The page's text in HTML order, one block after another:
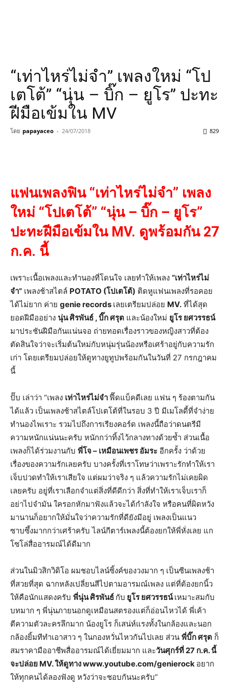
“เท่าไหร่ไม่จำ” เพลงใหม่ “โป
เตโต้” “นุ่น – บิ๊ก – ยูโร” ปะทะ
ฝีมือเข้มใน MV
โดย papayaceo - 24/07/2018 829
แฟนเพลงฟิน “เท่าไหร่ไม่จำ” เพลง
ใหม่ “โปเตโต้” “นุ่น – บิ๊ก – ยูโร”
ปะทะฝีมือเข้มใน MV. ดูพร้อมกัน 27
ก.ค. นี้
เพราะเนื้อเพลงและทำนองที่โดนใจ เลยทำให้เพลง “เท่าไหร่ไม่
จำ” เพลงช้าสไตล์ POTATO (โปเตโต้) ติดหูแฟนเพลงที่รอคอย
ได้ไม่ยาก ค่าย genie records เลยเตรียมปล่อย MV. ที่ได้สุด
ยอดฝีมืออย่าง นุ่นศิรพันธ์ , บิ๊ก ศรุต และน้องใหม่ ยูโร ยศวรรธน์
มาประชันฝีมือกันแน่นจอ ถ่ายทอดเรื่องราวของหญิงสาวที่ต้อง
ตัดสินใจว่าจะเริ่มต้นใหม่กับหนุ่มรุ่นน้องหรือเศร้าอยู่กับความรัก
เก่า โดยเตรียมปล่อยให้ดูทางยูทูปพร้อมกันในวันที่ 27 กรกฎาคม
นี้
ปั๊บ เล่าว่า “เพลง เท่าไหร่ไม่จำ ฟี๊ดแบ็คดีเลย แฟน ๆ ร้องตามกัน
ได้แล้ว เป็นเพลงช้าสไตล์โปเตโต้ที่ในรอบ 3 ปี มีเมโลดี้ที่จำง่าย
ทำนองไพเราะ รวมไปถึงการเรียงคอร์ด เพลงนี้ถือว่าดนตรีมี
ความหนักแน่นนะครับ หนักกว่าทิ้งไว้กลางทางด้วยซ้ำ ส่วนเนื้อ
เพลงก็ได้ร่วมงานกับ พี่โจ – เหมือนเพชร อัมระ อีกครั้ง ว่าด้วย
เรื่องของความรักเลยครับ บางครั้งที่เราโทษว่าเพราะรักทำให้เรา
เจ็บปวดทำให้เราเสียใจ แต่ผมว่าจริง ๆ แล้วความรักไม่เคยผิด
เลยครับ อยู่ที่เราเลือกจำแต่สิ่งที่ดีดีกว่า สิ่งที่ทำให้เราเจ็บเราก็
อย่าไปจำมัน ใครอกหักมาฟังแล้วจะได้กำลังใจ หรือคนที่ผิดหวัง
มานานก็อยากให้มั่นใจว่าความรักที่ดียังมีอยู่ เพลงเป็นแนว
ซาบซึ้งมากกว่าเศร้าครับ ไลน์กีตาร์เพลงนี้ต้องยกให้พี่หั่งเลย แก
โซโล่สื่ออารมณ์ได้ดีมาก
ส่วนในมิวสิกวิดิโอ ผมชอบไลน์ซิ้งค์ของวงมาก ๆ เป็นซีนเพลงช้า
ที่สวยที่สุด ฉากหลังเปลี่ยนสีไปตามอารมณ์เพลง แต่ที่ต้องยกนิ้ว
ให้คือนักแสดงครับ พี่นุ่นศิรพันธ์ กับ ยูโร ยศวรรธน์เหมาะสมกับ
บทมาก ๆ พี่นุ่นภายนอกดูเหมือนสตรองแต่ก็อ่อนไหวได้ พี่เค้า
ตีความตัวละครลึกมาก น้องยูโร ก็เสน่ห์แรงทั้งในกล้องและนอก
กล้องยิ้มทีทำเอาสาว ๆ ในกองหวั่นไหวกันไปเลย ส่วน พี่บิ๊ก ศรุต ก็
สมราคามืออาชีพสื่ออารมณ์ได้เยี่ยมมาก และวันศุกร์ที่ 27 ก.ค. นี้
จะปล่อย MV. ให้ดูทาง www.youtube.com/genierock อยาก
ให้ทุกคนได้ลองฟังดู หวังว่าจะชอบกันนะครับ”